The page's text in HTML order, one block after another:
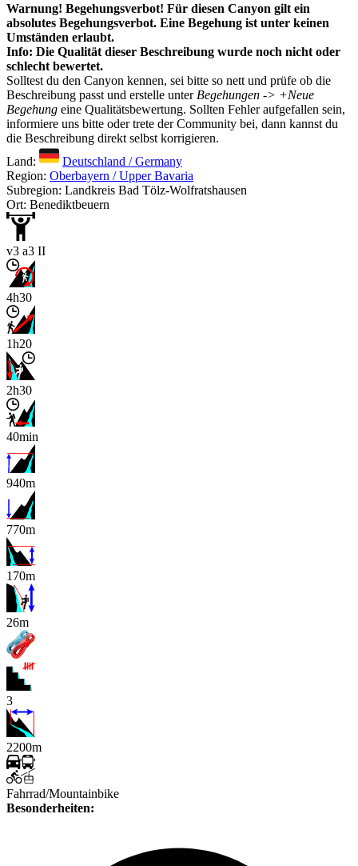
Warnung! Begehungsverbot! Für diesen Canyon gilt ein
absolutes Begehungsverbot. Eine Begehung ist unter keinen
Umständen erlaubt.
Info: Die Qualität dieser Beschreibung wurde noch nicht oder
schlecht bewertet.
Solltest du den Canyon kennen, sei bitte so nett und prüfe ob die
Beschreibung passt und erstelle unter Begehungen -> +Neue
Begehung eine Qualitätsbewertung. Sollten Fehler aufgefallen sein,
informiere uns bitte oder trete der Community bei, dann kannst du
die Beschreibung direkt selbst korrigieren.
Land:
Deutschland / Germany
Region: Oberbayern / Upper Bavaria
Subregion: Landkreis Bad Tölz-Wolfratshausen
Ort: Benediktbeuern
v3 a3 II
4h30
1h20
2h30
40min
940m
770m
170m
x
26m
3
2200m
Fahrrad/Mountainbike
Besonderheiten: